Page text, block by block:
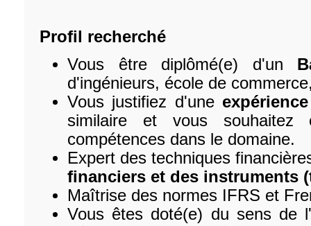
Profil recherché
Vous être diplômé(e) d'un
d'ingénieurs, école de
Vous justifiez d'une
similaire et vous souhaitez
compétences dans le domaine.
Expert des techniques
financiers et des instruments
Maîtrise des normes IFRS et
Vous êtes doté(e) du sens de